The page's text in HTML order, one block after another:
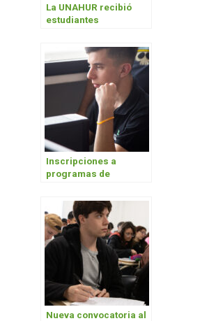
La UNAHUR recibió
estudiantes
Inscripciones a
programas de
Nueva convocatoria al